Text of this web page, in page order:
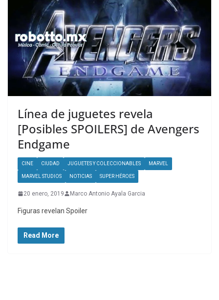
Línea de juguetes revela
[Posibles SPOILERS] de Avengers
Endgame
CINE CIUDAD JUGUETES Y COLECCIONABLES MARVEL
MARVEL STUDIOS NOTICIAS SUPER HÉROES
20 enero, 2019 Marco Antonio Ayala Garcia
Figuras revelan Spoiler
Read More